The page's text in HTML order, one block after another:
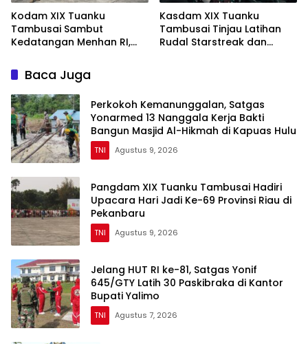
Kodam XIX Tuanku
Tambusai Sambut
Kedatangan Menhan RI,
di Bengkalis dan Kampar
Kasdam XIX Tuanku
Tambusai Tinjau Latihan
Rudal Starstreak dan
Baca Juga
Perkokoh Kemanunggalan, Satgas
Yonarmed 13 Nanggala Kerja Bakti
Bangun Masjid Al-Hikmah di Kapuas Hulu
TNI Agustus 9, 2026
Pangdam XIX Tuanku Tambusai Hadiri
Upacara Hari Jadi Ke-69 Provinsi Riau di
Pekanbaru
TNI Agustus 9, 2026
Jelang HUT RI ke-81, Satgas Yonif
645/GTY Latih 30 Paskibraka di Kantor
Bupati Yalimo
TNI Agustus 7, 2026